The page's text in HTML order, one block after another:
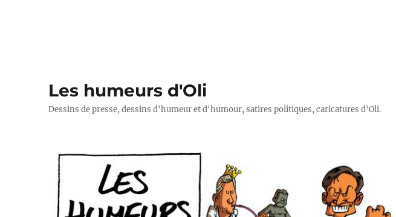
Les humeurs d'Oli
Dessins de presse, dessins d'humeur et d'humour, satires politiques, caricatures d'Oli.